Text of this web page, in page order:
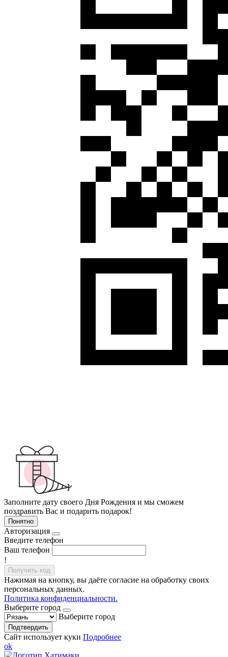
Заполните дату своего Дня Рождения и мы сможем
поздравить Вас и подарить подарок!
Понятно
Авторизация
Введите телефон
Ваш телефон
!
Получить код
Нажимая на кнопку, вы даёте согласие на обработку своих
персональных данных.
Политика конфиденциальности.
Выберите город
Выберите город
Подтвердить
Сайт использует куки Подробнее
ok